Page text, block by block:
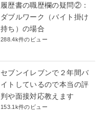
履歴書の職歴欄の疑問②：
ダブルワーク（バイト掛け
持ち）の場合
288.4k件のビュー
セブンイレブンで２年間バ
イトしているので本当の評
判や面接対応教えます
153.1k件のビュー